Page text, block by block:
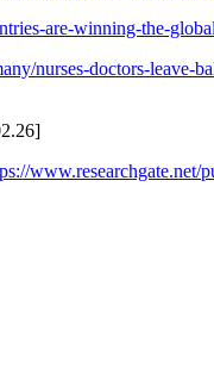
are-winning-the-
nurses-doctors-leave-
www.researchgate.net/